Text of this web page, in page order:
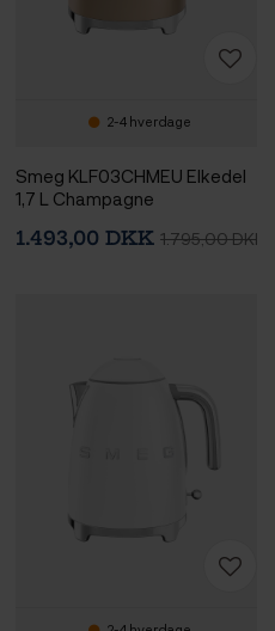
2-4 hverdage
Smeg KLF03CHMEU Elkedel
1,7 L Champagne
1.493,00 DKK 1.795,00 DKK